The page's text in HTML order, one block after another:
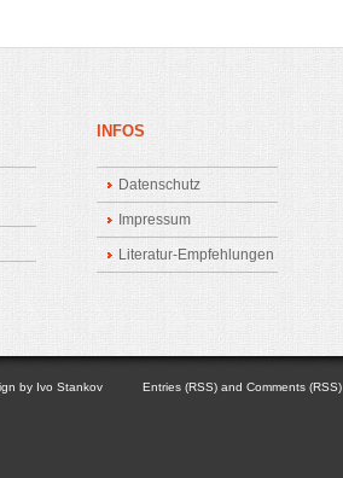
INFOS
Datenschutz
Impressum
Literatur-Empfehlungen
by Ivo Stankov Entries (RSS) and Comments (RSS)